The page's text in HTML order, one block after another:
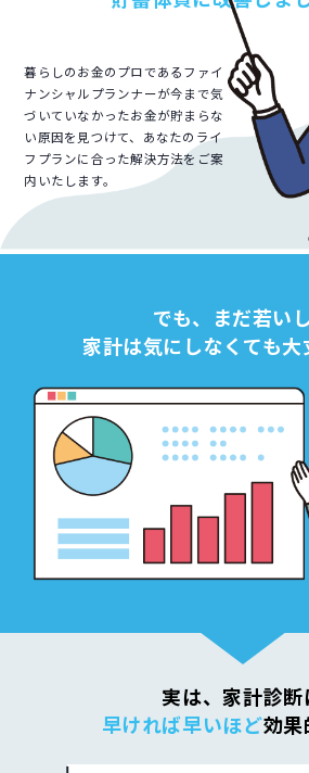
暮らしのお金のプロであるファイ
ナンシャルプランナーが今まで気
づいていなかったお金が貯まらな
い原因を見つけて、あなたのライ
フプランに合った解決方法をご案
内いたします。
でも、まだ若いし
家計は気にしなくても大
実は、家計診断
早ければ早いほど効果